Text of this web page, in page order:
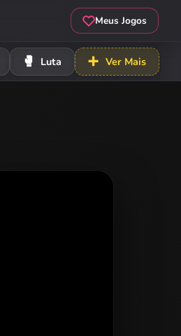
Meus Jogos
🥊 Luta ➕ Ver Mais